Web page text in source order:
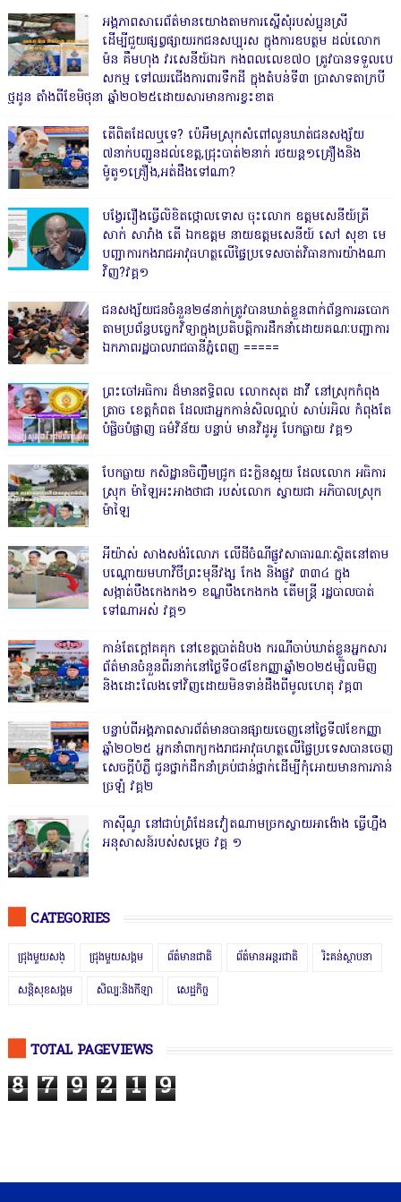
អង្គភាពសារេព័ត៌មានយោងតាមការស្នើសុំរបស់ប្អូនស្រី
ដើម្បីជួយផ្សព្វផ្សាយរកជនសប្បុរស ក្នុងការឧបត្ថម ដល់លោក
ម៉ន គឹមហុង វរសេនីយ៍ឯក កងពលលេខ៧០ ត្រូវបានទទួលបេ
សកម្ម ទៅឈរជើងការពារទឹកដី ក្នុងតំបន់ទី៣ ប្រាសាទតាក្របី
ថ្មដូន តាំងពីខែមិថុនា ឆ្នាំ២០២៥ដោយសារមានការខ្វះខាត
តើពិតដែលឬទេ? ប៉េអឹមស្រុកសំពៅលូនឃាត់ជនសង្ស័យ
៧នាក់បញ្ជូនដល់ខេត្ត,ជ្រុះបាត់២នាក់ រថយន្ត១គ្រឿងនិង
ម៉ូតូ១គ្រឿង,អត់ដឹងទៅណា?
បង្វែររឿងធ្វើលិខិតថ្កោលទោស ចុះលោក ឧត្តមសេនីយ៍ត្រី
សាក់ សារាំង តើ ឯកឧត្តម នាយឧត្តមសេនីយ៍ សៅ សុខា មេ
បញ្ជាការកងរាជអាវុធហត្ថលើផ្ទៃប្រទេសចាត់វិធានការយ៉ាងណា
វិញ?វគ្គ១
ជនសង្ស័យជនចំនួន២៨នាក់ត្រូវបានឃាត់ខ្លួនពាក់ព័ន្ធការឆបោក
តាមប្រព័ន្ធបច្ចេកវិទ្យាក្នុងប្រតិបត្តិការដឹកនាំដោយគណៈបញ្ជាការ
ឯកភាពរដ្ឋបាលរាជធានីភ្នំពេញ ‎=====
ព្រះចៅអធិការ ដ៏មានឥទ្ធិពល លោកសុត ដាវី នៅស្រុកកំពុង
ត្រាច ខេត្តកំពត ដែលជាអ្នកកាន់សិលល្អាប់ សាប់រអិល កំពុងតែ
បំផ្លិចបំផ្លាញ ធម៌វិន័យ បន្ទាប់ មានវិដូអូ បែកធ្លាយ វគ្គ១
បែកធ្លាយ កសិដ្ឋានចិញ្ចឹមជ្រូក ជះក្លិនស្អុយ ដែលលោក អធិការ
ស្រុក ម៉ាឡៃអះអាងថាជា របស់លោក ស្វាយជា អភិបាលស្រុក
ម៉ាឡៃ
អីយ៉ាស់ សាងសង់រំលោភ លើដីចំណីផ្លូវសាធារណៈស្ថិតនៅតាម
បណ្ដោយមហាវិថីព្រះមុនីវង្ស កែង និងផ្លូវ ៣៣៤ ក្នុង
សង្កាត់បឹងកេងកង១ ខណ្ឌបឹងកេងកង តើមន្ត្រី រដ្ឋបាលបាត់
ទៅណាអស់ វគ្គ១
កាន់តែក្តៅគគុក នៅខេត្តបាត់ដំបង ករណីចាប់ឃាត់ខ្លួនអ្នកសារ
ព័ត៌មានចំនួនពីរនាក់នៅថ្ងៃទី០៨ខែកញ្ញាឆ្នាំ២០២៥ម្សិលមិញ
និងដោះលែងទៅវិញដោយមិនទាន់ដឹងពីមូលហេតុ វគ្គ៣
បន្ទាប់ពីអង្គភាពសារព័ត៌មានបានផ្សាយចេញនៅថ្ងៃទី៧ខែកញ្ញា
ឆ្នាំ២០២៥ អ្នកនាំពាក្យកងរាជអាវុធហត្ថលើផ្ទៃប្រទេសបានចេញ
សេចក្តីបំភ្លឺ ជូនថ្នាក់ដឹកនាំគ្រប់ជាន់ថ្នាក់ដើម្បីកុំអោយមានការភាន់
ច្រឡំ វគ្គ២
កាសុីណូ នៅជាប់ព្រំដែនវៀតណាមច្រកស្វាយអាង៉ោង ធ្វើហ្នឹង
អនុសាសន៍របស់សម្ដេច វគ្គ ១
CATEGORIES
ជ្រុងមួយសង្ ជ្រុងមួយសង្គម ព័ត៌មានជាតិ ព័ត៌មានអន្តរជាតិ រិះគន់ស្ថាបនា
សន្តិសុខសង្គម សិល្បៈនិងកីឡា សេដ្ឋកិច្ច
TOTAL PAGEVIEWS
8 7 9 2 1 9